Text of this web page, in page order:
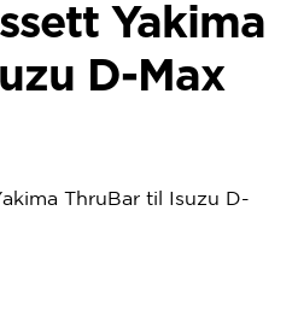
Yakima
D-Max
ThruBar til Isuzu D-